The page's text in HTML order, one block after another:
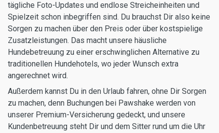
tägliche Foto-Updates und endlose Streicheinheiten und
Spielzeit schon inbegriffen sind. Du brauchst Dir also keine
Sorgen zu machen über den Preis oder über kostspielige
Zusatzleistungen. Das macht unsere häusliche
Hundebetreuung zu einer erschwinglichen Alternative zu
traditionellen Hundehotels, wo jeder Wunsch extra
angerechnet wird.
Außerdem kannst Du in den Urlaub fahren, ohne Dir Sorgen
zu machen, denn Buchungen bei Pawshake werden von
unserer Premium-Versicherung gedeckt, und unsere
Kundenbetreuung steht Dir und dem Sitter rund um die Uhr